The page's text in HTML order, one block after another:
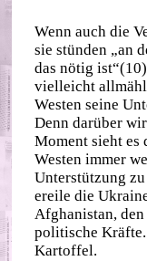
Wenn auch die
sie stünden „an
das nötig
vielleicht
Westen seine
Denn darüber
Moment sieht es
Westen immer
Unterstützung zu
ereile die
Afghanistan,
politische
Kartoffel.